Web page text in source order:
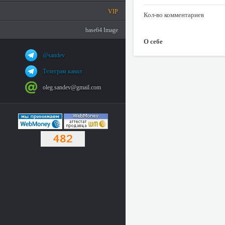
Кол-во комментариев
О себе
VIP
base64 Image
@sandev
Телеграм канал
oleg.sandev@gmail.com